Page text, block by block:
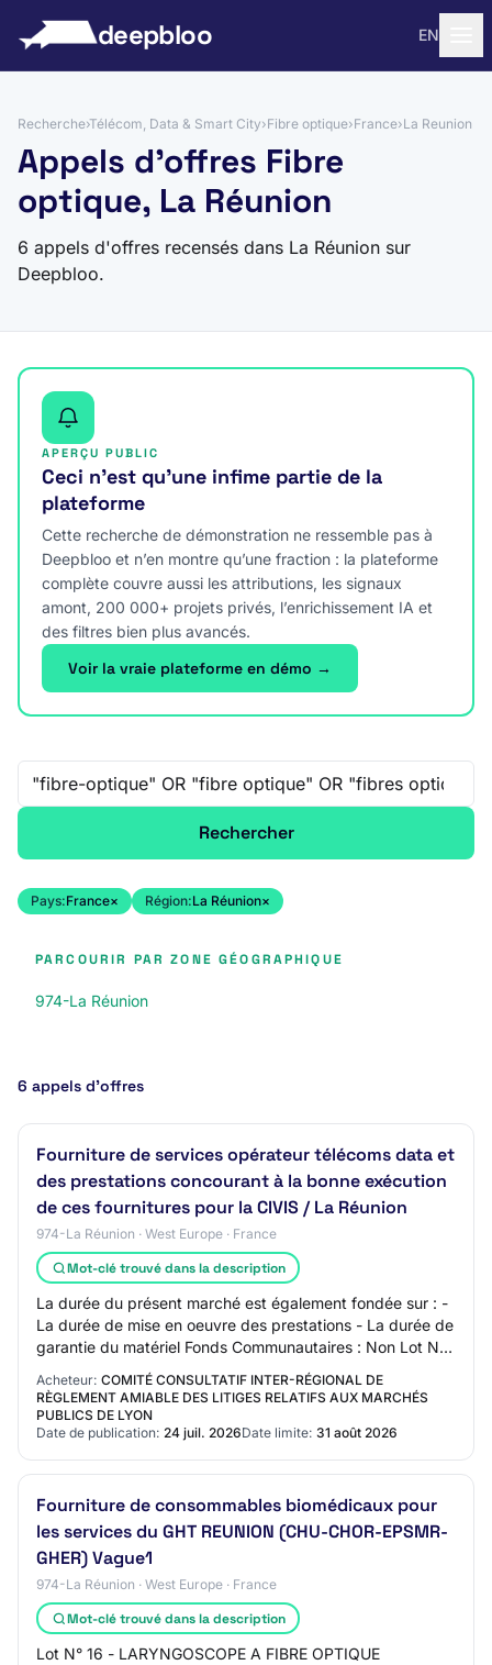
deepbloo EN
Recherche›Télécom, Data & Smart City›Fibre optique›France›La Reunion
Appels d'offres Fibre
optique, La Réunion
6 appels d'offres recensés dans La Réunion sur
Deepbloo.
APERÇU PUBLIC
Ceci n’est qu’une infime partie de la
plateforme
Cette recherche de démonstration ne ressemble pas à
Deepbloo et n’en montre qu’une fraction : la plateforme
complète couvre aussi les attributions, les signaux
amont, 200 000+ projets privés, l’enrichissement IA et
des filtres bien plus avancés.
Voir la vraie plateforme en démo →
Recherche libre
Rechercher
Pays:France× Région:La Réunion×
PARCOURIR PAR ZONE GÉOGRAPHIQUE
974-La Réunion
6 appels d’offres
Fourniture de services opérateur télécoms data et
des prestations concourant à la bonne exécution
de ces fournitures pour la CIVIS / La Réunion
974-La Réunion · West Europe · France
Mot-clé trouvé dans la description
La durée du présent marché est également fondée sur : -
La durée de mise en oeuvre des prestations - La durée de
garantie du matériel Fonds Communautaires : Non Lot N°
2 - Accès internet type FTTH -…
Acheteur: COMITÉ CONSULTATIF INTER-RÉGIONAL DE
RÈGLEMENT AMIABLE DES LITIGES RELATIFS AUX MARCHÉS
PUBLICS DE LYON
Date de publication: 24 juil. 2026Date limite: 31 août 2026
Fourniture de consommables biomédicaux pour
les services du GHT REUNION (CHU-CHOR-EPSMR-
GHER) Vague1
974-La Réunion · West Europe · France
Mot-clé trouvé dans la description
Lot N° 16 - LARYNGOSCOPE A FIBRE OPTIQUE